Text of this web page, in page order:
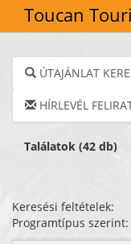
Toucan
ÚTAJÁNLAT
HÍRLEVÉL
Találatok (42 db)
Keresési feltételek:
Programtípus